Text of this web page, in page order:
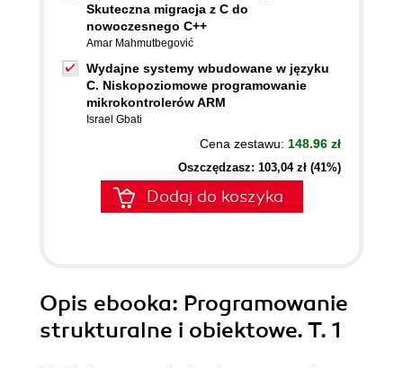
Skuteczna migracja z C do
nowoczesnego C++
Amar Mahmutbegović
Wydajne systemy wbudowane w języku
C. Niskopoziomowe programowanie
mikrokontrolerów ARM
Israel Gbati
Cena zestawu: 148.96 zł
Oszczędzasz: 103,04 zł (41%)
Dodaj do koszyka
Opis ebooka: Programowanie
strukturalne i obiektowe. T. 1